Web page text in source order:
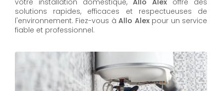
votre installation domestique, Allo Alex offre des
solutions rapides, efficaces et respectueuses de
l'environnement. Fiez-vous àAllo Alexpour un service
fiable et professionnel.